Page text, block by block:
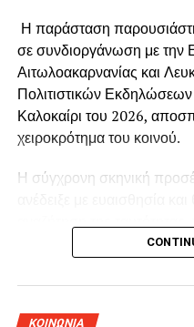
Η παράσταση
σε συνδιοργάνωση με την
Αιτωλοακαρνανίας και
Πολιτιστικών
Καλοκαίρι του 2026,
χειροκρότημα του κοινού.
Η σύγχρονη σκηνική
το τραύμα της
Ευαγγελάτου, οι
ιδιαίτερη ατμόσφαιρα του
ΚΟΙΝΩΝΙΑ